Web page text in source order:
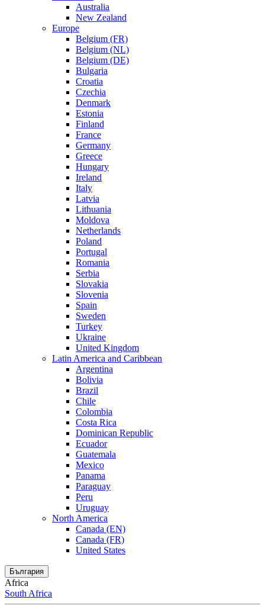
Australia
New Zealand
Europe
Belgium (FR)
Belgium (NL)
Belgium (DE)
Bulgaria
Croatia
Czechia
Denmark
Estonia
Finland
France
Germany
Greece
Hungary
Ireland
Italy
Latvia
Lithuania
Moldova
Netherlands
Poland
Portugal
Romania
Serbia
Slovakia
Slovenia
Spain
Sweden
Turkey
Ukraine
United Kingdom
Latin America and Caribbean
Argentina
Bolivia
Brazil
Chile
Colombia
Costa Rica
Dominican Republic
Ecuador
Guatemala
Mexico
Panama
Paraguay
Peru
Uruguay
North America
Canada (EN)
Canada (FR)
United States
България
Africa
South Africa